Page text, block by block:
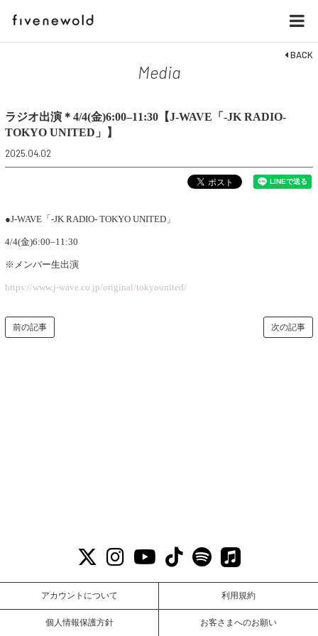
Media
BACK
ラジオ出演＊4/4(金)6:00–11:30【J-WAVE「-JK RADIO-
TOKYO UNITED」】
2025.04.02
●J-WAVE「-JK RADIO- TOKYO UNITED」
4/4(金)6:00–11:30
※メンバー生出演
https://www.j-wave.co.jp/original/tokyounited/
次の記事
前の記事
アカウントについて 利用規約
個人情報保護方針 お客さまへのお願い